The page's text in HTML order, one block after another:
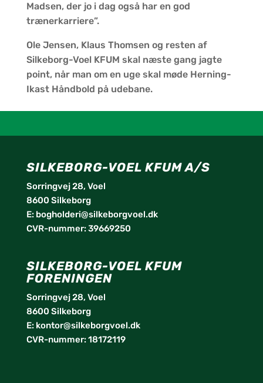
Madsen, der jo i dag også har en god
trænerkarriere”.
Ole Jensen, Klaus Thomsen og resten af
Silkeborg-Voel KFUM skal næste gang jagte
point, når man om en uge skal møde Herning-
Ikast Håndbold på udebane.
SILKEBORG-VOEL KFUM A/S
Sorringvej 28, Voel
8600 Silkeborg
E: bogholderi@silkeborgvoel.dk
CVR-nummer: 39669250
SILKEBORG-VOEL KFUM
FORENINGEN
Sorringvej 28, Voel
8600 Silkeborg
E: kontor@silkeborgvoel.dk
CVR-nummer: 18172119